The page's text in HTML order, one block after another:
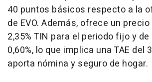
40 puntos básicos respecto a la
de EVO. Además, ofrece un
2,35% TIN para el periodo fijo y
0,60%, lo que implica una TAE del
aporta nómina y seguro de hogar.